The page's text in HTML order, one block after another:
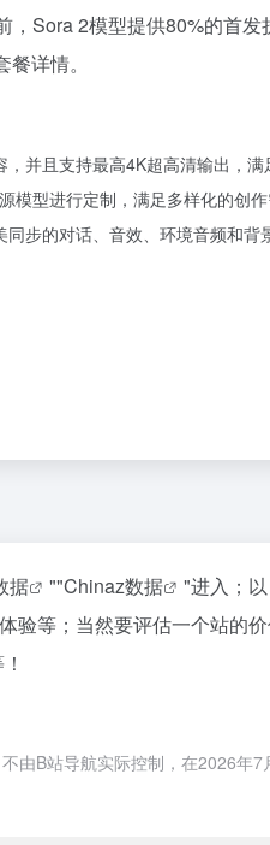
Sora 2模型提供80%的首
详情。
并且支持最高4K超高清输出，满
型进行定制，满足多样化的创作
步的对话、音效、环境音频和背
据 ""Chinaz数据
"进入；
等；当然要评估一个站的
由B站导航实际控制，在2026年